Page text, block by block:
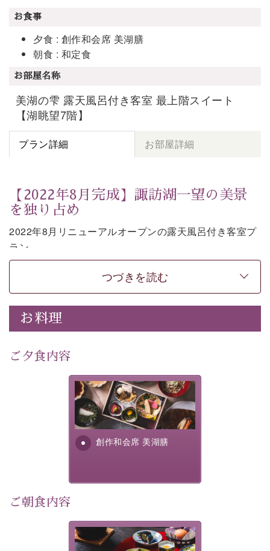
お食事
夕食 : 創作和会席 美湖膳
朝食 : 和定食
お部屋名称
美湖の雫 露天風呂付き客室 最上階スイート
【湖眺望7階】
プラン詳細 お部屋詳細
【2022年8月完成】諏訪湖一望の美景
を独り占め
2022年8月リニューアルオープンの露天風呂付き客室プ
ラン。
お部屋の露天風呂で清らかな源泉に抱かれながら、眼下
に広がる諏訪湖を一望いただけます。
上質な装飾を施した和モダンのお部屋は段差がない等の
使いやすさにも配慮しました。
時の移り変わりとともに刻々と変わる諏訪湖を眺めなが
落防止ワイヤーを設置しております。
-----------【安心への取り組み】----------
個室料亭、貸切風呂のご利用が可能な上、 安心安全にご
滞在いただけるよう
30項目以上からなる独自の衛生・消毒プログラムの基、
■内容&特典■
・露天風呂付き客室のご利用
・朝夕個室料亭で個室食
つづきを読む
お料理
ご夕食内容
創作和会席 美湖膳
美湖膳とは諏訪の地で特別を
提供する為に料理長・神原 裕
明が考え出した創作和会席で
す。美しい諏訪湖の幸...
ご朝食内容
さっぱりとした和食膳に使わ